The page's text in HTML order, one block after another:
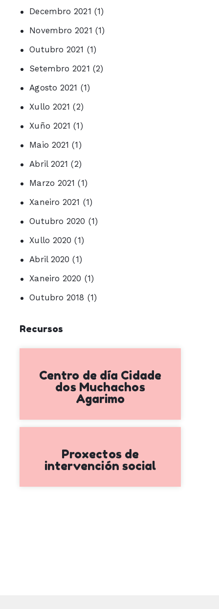
Decembro 2021 (1)
Novembro 2021 (1)
Outubro 2021 (1)
Setembro 2021 (2)
Agosto 2021 (1)
Xullo 2021 (2)
Xuño 2021 (1)
Maio 2021 (1)
Abril 2021 (2)
Marzo 2021 (1)
Xaneiro 2021 (1)
Outubro 2020 (1)
Xullo 2020 (1)
Abril 2020 (1)
Xaneiro 2020 (1)
Outubro 2018 (1)
Recursos
Centro de día Cidade
dos Muchachos
Agarimo
Proxectos de
intervención social